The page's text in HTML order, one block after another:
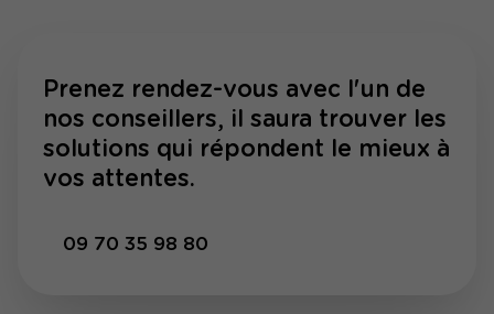
Prenez rendez-vous avec l'un de
nos conseillers, il saura trouver les
solutions qui répondent le mieux à
vos attentes.
09 70 35 98 80